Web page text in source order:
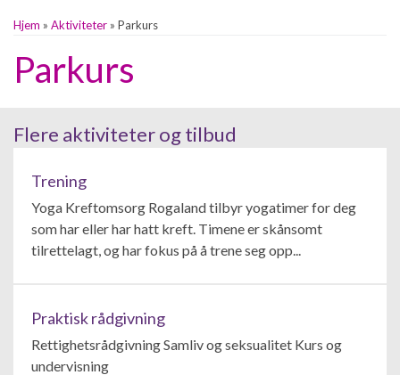
Hjem » Aktiviteter » Parkurs
Parkurs
Flere aktiviteter og tilbud
Trening
Yoga Kreftomsorg Rogaland tilbyr yogatimer for deg
som har eller har hatt kreft. Timene er skånsomt
tilrettelagt, og har fokus på å trene seg opp...
Praktisk rådgivning
Rettighetsrådgivning Samliv og seksualitet Kurs og
undervisning